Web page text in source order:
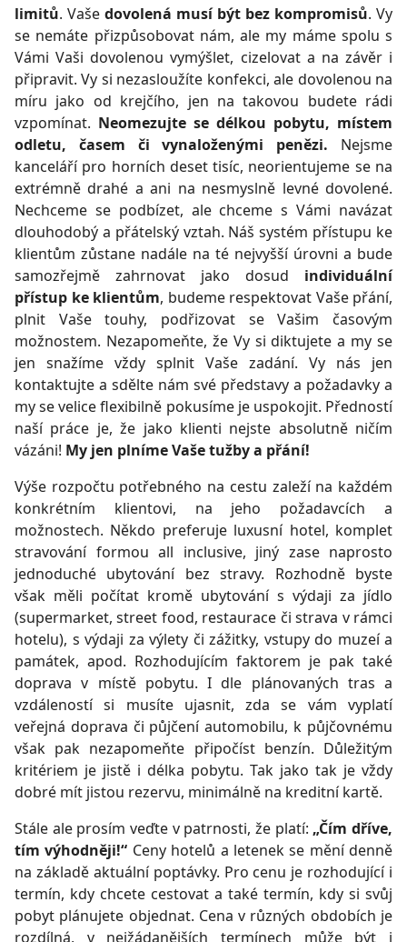
limitů. Vaše dovolená musí být bez kompromisů. Vy
se nemáte přizpůsobovat nám, ale my máme spolu s
Vámi Vaši dovolenou vymýšlet, cizelovat a na závěr i
připravit. Vy si nezasloužíte konfekci, ale dovolenou na
míru jako od krejčího, jen na takovou budete rádi
vzpomínat. Neomezujte se délkou pobytu, místem
odletu, časem či vynaloženými penězi. Nejsme
kanceláří pro horních deset tisíc, neorientujeme se na
extrémně drahé a ani na nesmyslně levné dovolené.
Nechceme se podbízet, ale chceme s Vámi navázat
dlouhodobý a přátelský vztah. Náš systém přístupu ke
klientům zůstane nadále na té nejvyšší úrovni a bude
samozřejmě zahrnovat jako dosud individuální
přístup ke klientům, budeme respektovat Vaše přání,
plnit Vaše touhy, podřizovat se Vašim časovým
možnostem. Nezapomeňte, že Vy si diktujete a my se
jen snažíme vždy splnit Vaše zadání. Vy nás jen
kontaktujte a sdělte nám své představy a požadavky a
my se velice flexibilně pokusíme je uspokojit. Předností
naší práce je, že jako klienti nejste absolutně ničím
vázáni! My jen plníme Vaše tužby a přání!
Výše rozpočtu potřebného na cestu zaleží na každém
konkrétním klientovi, na jeho požadavcích a
možnostech. Někdo preferuje luxusní hotel, komplet
stravování formou all inclusive, jiný zase naprosto
jednoduché ubytování bez stravy. Rozhodně byste
však měli počítat kromě ubytování s výdaji za jídlo
(supermarket, street food, restaurace či strava v rámci
hotelu), s výdaji za výlety či zážitky, vstupy do muzeí a
památek, apod. Rozhodujícím faktorem je pak také
doprava v místě pobytu. I dle plánovaných tras a
vzdáleností si musíte ujasnit, zda se vám vyplatí
veřejná doprava či půjčení automobilu, k půjčovnému
však pak nezapomeňte připočíst benzín. Důležitým
kritériem je jistě i délka pobytu. Tak jako tak je vždy
dobré mít jistou rezervu, minimálně na kreditní kartě.
Stále ale prosím veďte v patrnosti, že platí: „Čím dříve,
tím výhodněji!“ Ceny hotelů a letenek se mění denně
na základě aktuální poptávky. Pro cenu je rozhodující i
termín, kdy chcete cestovat a také termín, kdy si svůj
pobyt plánujete objednat. Cena v různých obdobích je
rozdílná, v nejžádanějších termínech může být i